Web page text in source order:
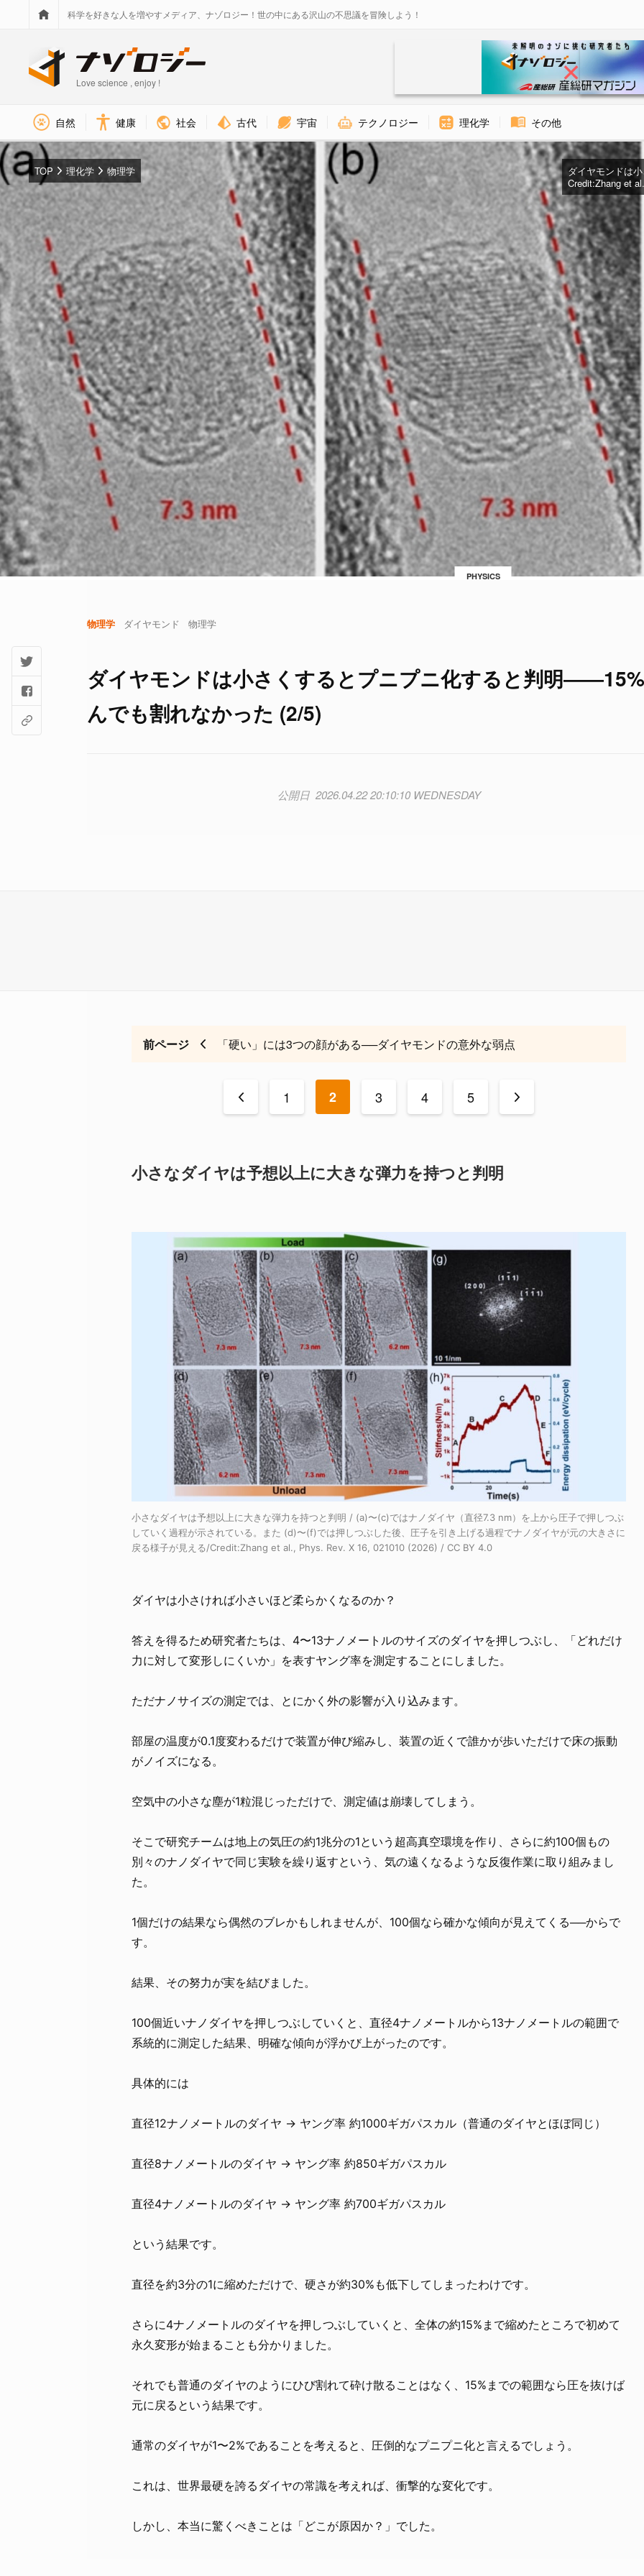
科学を好きな人を増やすメディア、ナゾロジー！世の中にある沢山の不思議を冒険しよう！
Love science , enjoy !
自然 健康 社会 古代 宇宙 テクノロジー 理化学 その他
ダイヤモンドは
Credit:Zhang et
PHYSICS
TOP 理化学 物理学
物理学 ダイヤモンド 物理学
ダイヤモンドは小さくするとプニプニ化すると判明
んでも割れなかった (2/5)
2026.04.22 20:10:10 WEDNESDAY
前ページ 「硬い」には3つの顔がある──ダイヤモンドの意外な弱点
< 1 2 3 4 5 >
小さなダイヤは予想以上に大きな弾力を持つと判明
小さなダイヤは予想以上に大きな弾力を持つと判明 / (a)〜(c)ではナノダイヤ（直径7.3 nm）を上から圧子で押しつぶ
していく過程が示されている。また (d)〜(f)では押しつぶした後、圧子を引き上げる過程でナノダイヤが元の大きさに
戻る様子が見える/Credit:Zhang et al., Phys. Rev. X 16, 021010 (2026) / CC BY 4.0
ダイヤは小さければ小さいほど柔らかくなるのか？
答えを得るため研究者たちは、4〜13ナノメートルのサイズのダイヤを押しつぶし、「どれだけ
力に対して変形しにくいか」を表すヤング率を測定することにしました。
ただナノサイズの測定では、とにかく外の影響が入り込みます。
部屋の温度が0.1度変わるだけで装置が伸び縮みし、装置の近くで誰かが歩いただけで床の振動
がノイズになる。
空気中の小さな塵が1粒混じっただけで、測定値は崩壊してしまう。
そこで研究チームは地上の気圧の約1兆分の1という超高真空環境を作り、さらに約100個もの
別々のナノダイヤで同じ実験を繰り返すという、気の遠くなるような反復作業に取り組みまし
た。
1個だけの結果なら偶然のブレかもしれませんが、100個なら確かな傾向が見えてくる──からで
す。
結果、その努力が実を結びました。
100個近いナノダイヤを押しつぶしていくと、直径4ナノメートルから13ナノメートルの範囲で
系統的に測定した結果、明確な傾向が浮かび上がったのです。
具体的には
直径12ナノメートルのダイヤ → ヤング率 約1000ギガパスカル（普通のダイヤとほぼ同じ）
直径8ナノメートルのダイヤ → ヤング率 約850ギガパスカル
直径4ナノメートルのダイヤ → ヤング率 約700ギガパスカル
という結果です。
直径を約3分の1に縮めただけで、硬さが約30%も低下してしまったわけです。
さらに4ナノメートルのダイヤを押しつぶしていくと、全体の約15%まで縮めたところで初めて
永久変形が始まることも分かりました。
それでも普通のダイヤのようにひび割れて砕け散ることはなく、15%までの範囲なら圧を抜けば
元に戻るという結果です。
通常のダイヤが1〜2%であることを考えると、圧倒的なプニプニ化と言えるでしょう。
これは、世界最硬を誇るダイヤの常識を考えれば、衝撃的な変化です。
しかし、本当に驚くべきことは「どこが原因か？」でした。